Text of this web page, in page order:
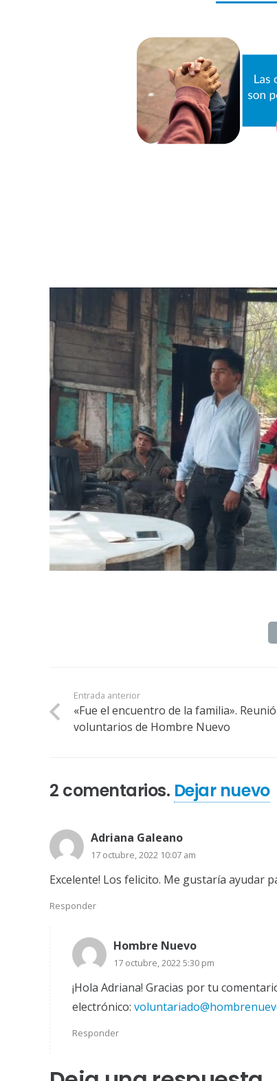
Entrada anterior
«Fue el encuentro de la familia».
voluntarios de Hombre Nuevo
2 comentarios. Dejar nuevo
Adriana Galeano
17 octubre, 2022 10:07 am
Excelente! Los felicito. Me gustaría ayudar
Responder
Hombre Nuevo
17 octubre, 2022 5:30 pm
¡Hola Adriana! Gracias por tu
electrónico:
Responder